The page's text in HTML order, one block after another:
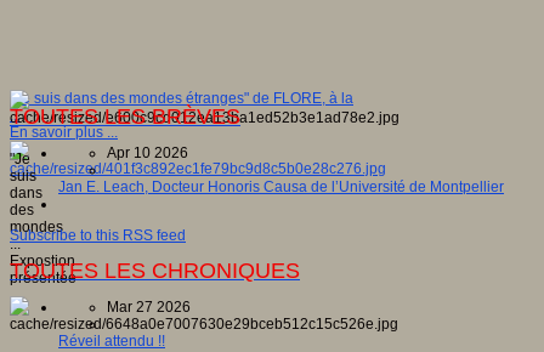
"Je suis dans des mondes étranges" de FLORE, à la
...
En savoir plus ...
"Je
suis
dans
des
mondes
...
Expostion
présentée
...
TOUTES LES BRÈVES
Apr 10 2026
Jan E. Leach, Docteur Honoris Causa de l’Université de Montpellier
Subscribe to this RSS feed
TOUTES LES CHRONIQUES
Mar 27 2026
Réveil attendu !!